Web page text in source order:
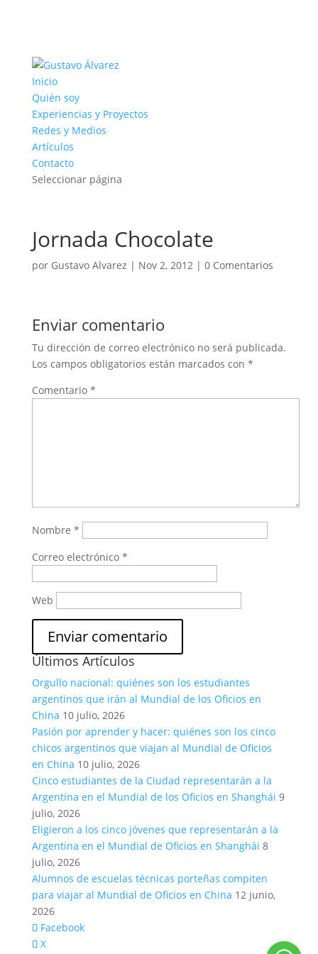
Inicio
Quién soy
Experiencias y Proyectos
Redes y Medios
Artículos
Contacto
Seleccionar página
Jornada Chocolate
por Gustavo Alvarez | Nov 2, 2012| 0 Comentarios
Enviar comentario
Tu dirección de correo electrónico no será publicada.
Los campos obligatorios están marcados con *
Comentario *
Nombre *
Correo electrónico *
Web
Últimos Artículos
Orgullo nacional: quiénes son los estudiantes
argentinos que irán al Mundial de los Oficios en
China 10 julio, 2026
Pasión por aprender y hacer: quiénes son los cinco
chicos argentinos que viajan al Mundial de Oficios
en China 10 julio, 2026
Cinco estudiantes de la Ciudad representarán a la
Argentina en el Mundial de los Oficios en Shanghái 9
julio, 2026
Eligieron a los cinco jóvenes que representarán a la
Argentina en el Mundial de Oficios en Shanghái 8
julio, 2026
Alumnos de escuelas técnicas porteñas compiten
para viajar al Mundial de Oficios en China 12 junio,
2026
Facebook
X